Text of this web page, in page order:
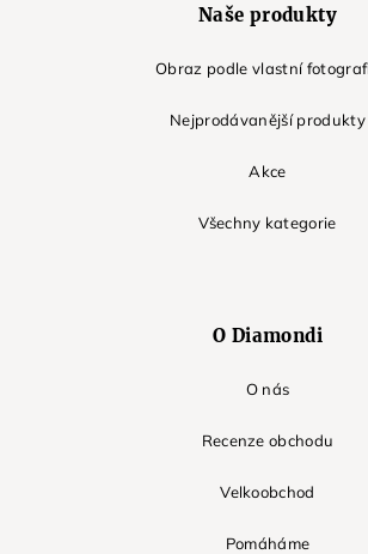
Naše produkty
Obraz podle vlastní
Nejprodávanější produkty
Akce
Všechny kategorie
O Diamondi
O nás
Recenze obchodu
Velkoobchod
Pomáháme